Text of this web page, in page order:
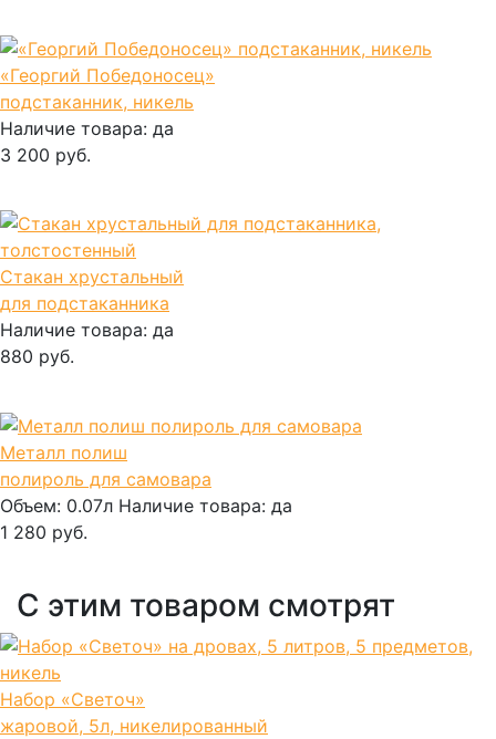
«Георгий Победоносец»
подстаканник, никель
Наличие товара: да
3 200 руб.
Стакан хрустальный
для подстаканника
Наличие товара: да
880 руб.
Металл полиш
полироль для самовара
Объем: 0.07л Наличие товара: да
1 280 руб.
С этим товаром смотрят
Набор «Светоч»
жаровой, 5л, никелированный